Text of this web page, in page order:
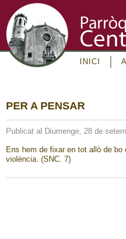
INICI
PER A PENSAR
Publicat al Diumenge, 28 de
Ens hem de fixar en tot allò de
violència. (SNC. 7)